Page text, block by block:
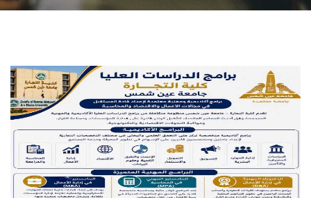
الطلاب
هيئة التدريس
الدراسات العليا
الخريجين